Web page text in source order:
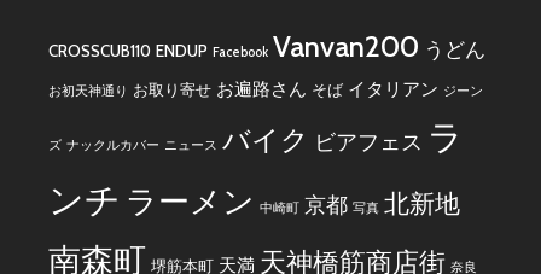
CROSSCUB110 ENDUP Facebook Vanvan200 うどん
お初天神通り お取り寄せ お遍路さん そば イタリアン ジーン
ズ ナックルカバー ニュース バイク ビアフェス ラ
ンチ ラーメン 中崎町 京都 写真 北新地
南森町 堺筋本町 天満 天神橋筋商店街 奈良